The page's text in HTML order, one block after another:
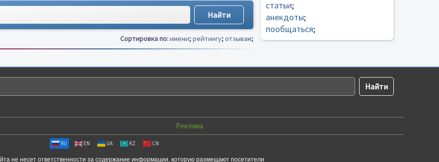
Сортировка по:имени;рейтингу;отзывам;
статьи;
анекдоты;
пообщаться;
Реклама
RU EN UA KZ CN
не несет ответственности за содержание информации, которую размещают посетители